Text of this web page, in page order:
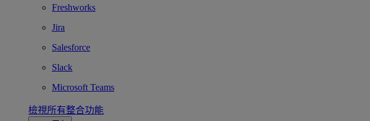
Freshworks
Jira
Salesforce
Slack
Microsoft Teams
檢視所有整合功能